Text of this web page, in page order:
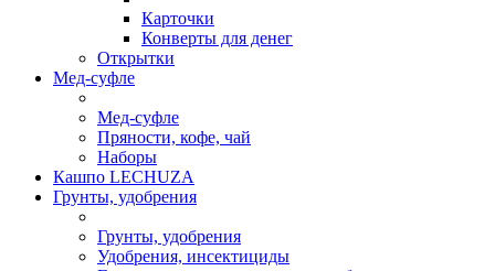
Карточки
Конверты для денег
Открытки
Мед-суфле
Мед-суфле
Пряности, кофе, чай
Наборы
Кашпо LECHUZA
Грунты, удобрения
Грунты, удобрения
Удобрения, инсектициды